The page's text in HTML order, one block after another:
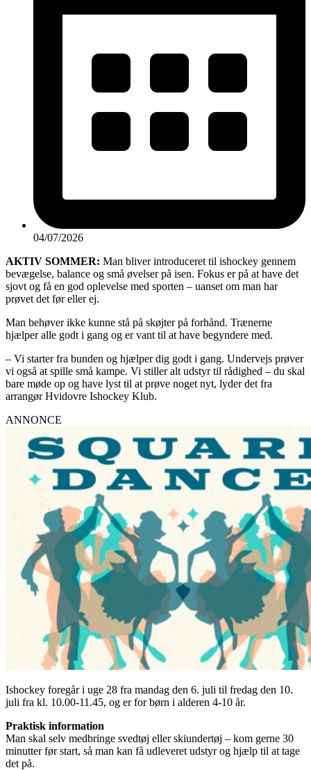
04/07/2026
AKTIV SOMMER: Man bliver introduceret til ishockey gennem
bevægelse, balance og små øvelser på isen. Fokus er på at have det
sjovt og få en god oplevelse med sporten – uanset om man har
prøvet det før eller ej.
Man behøver ikke kunne stå på skøjter på forhånd. Trænerne
hjælper alle godt i gang og er vant til at have begyndere med.
– Vi starter fra bunden og hjælper dig godt i gang. Undervejs prøver
vi også at spille små kampe. Vi stiller alt udstyr til rådighed – du skal
bare møde op og have lyst til at prøve noget nyt, lyder det fra
arrangør Hvidovre Ishockey Klub.
ANNONCE
Ishockey foregår i uge 28 fra mandag den 6. juli til fredag den 10.
juli fra kl. 10.00-11.45, og er for børn i alderen 4-10 år.
Praktisk information
Man skal selv medbringe svedtøj eller skiundertøj – kom gerne 30
minutter før start, så man kan få udleveret udstyr og hjælp til at tage
det på.